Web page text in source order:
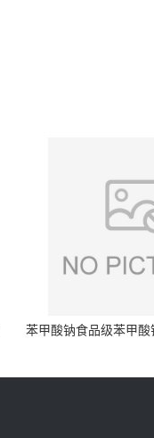
苯甲酸钠食品级苯甲